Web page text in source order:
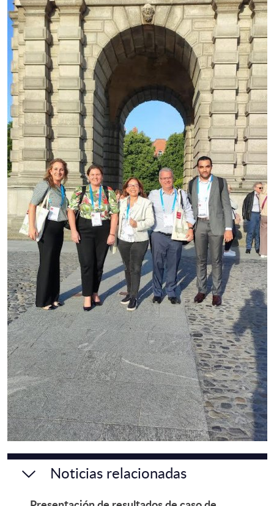
Noticias relacionadas